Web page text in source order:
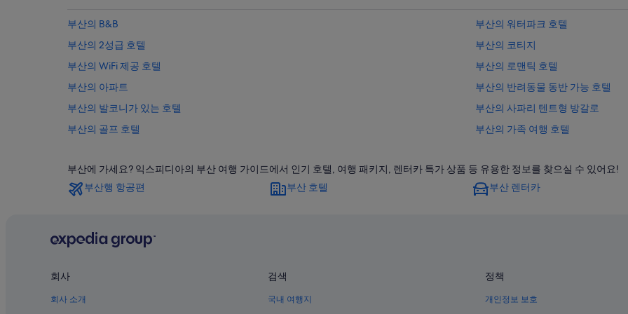
부산의 B&B
부산의 워터파크 호텔
부산의 2성급 호텔
부산의 코티지
부산의 WiFi 제공 호텔
부산의 로맨틱 호텔
부산의 아파트
부산의 반려동물 동반 가능 호텔
부산의 발코니가 있는 호텔
부산의 사파리 텐트형 방갈로
부산의 골프 호텔
부산의 가족 여행 호텔
부산의 럭셔리 호텔
부산의 AVANI Hotels & Resorts
부산의 모텔
시청역의 아파트식 호텔
부산의 공항 근처 호텔
부산의 수영장이 있는 호텔
시청역 근처 호텔
부산의 콘도 리조트
연산역 근처 호텔
부산에 가세요? 익스피디아의 부산 여행 가이드에서 인기 호텔, 여행 패키지, 렌터카 특가 상품 등 유용한 정보를 찾으실 수 있어요!
부산행 항공편
부산 호텔 부산 렌터카
회사
회사 소개
검색
국내 여행지
정책
개인정보 보호